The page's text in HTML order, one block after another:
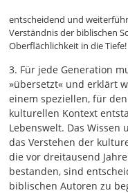
entscheidend und
Verständnis der biblischen
Oberflächlichkeit in die Tiefe!
3. Für jede Generation
»übersetzt« und erklärt
einem speziellen, für
kulturellen Kontext
Lebenswelt. Das Wissen
das Verstehen der
die vor dreitausend
bestanden, sind
biblischen Autoren zu